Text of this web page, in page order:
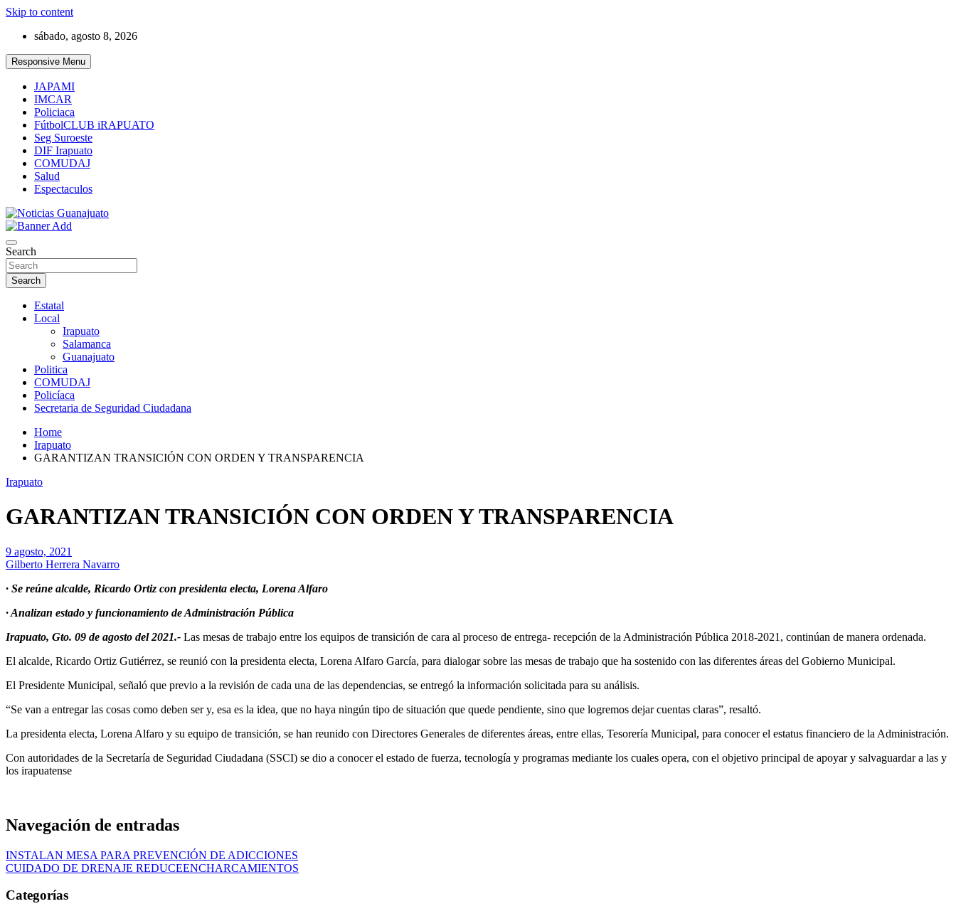
Skip to content
sábado, agosto 8, 2026
Responsive Menu
JAPAMI
IMCAR
Policiaca
FútbolCLUB iRAPUATO
Seg Suroeste
DIF Irapuato
COMUDAJ
Salud
Espectaculos
Noticias Guanajuato
Search
Search
Estatal
Local
Irapuato
Salamanca
Guanajuato
Politica
COMUDAJ
Policíaca
Secretaria de Seguridad Ciudadana
Home
Irapuato
GARANTIZAN TRANSICIÓN CON ORDEN Y TRANSPARENCIA
Irapuato
GARANTIZAN TRANSICIÓN CON ORDEN Y TRANSPARENCIA
9 agosto, 2021
Gilberto Herrera Navarro
· Se reúne alcalde, Ricardo Ortiz con presidenta electa, Lorena Alfaro
· Analizan estado y funcionamiento de Administración Pública
Irapuato, Gto. 09 de agosto del 2021.- Las mesas de trabajo entre los equipos de transición de cara al proceso de entrega- recepción de la Administración Pública 2018-2021, continúan de manera ordenada.
El alcalde, Ricardo Ortiz Gutiérrez, se reunió con la presidenta electa, Lorena Alfaro García, para dialogar sobre las mesas de trabajo que ha sostenido con las diferentes áreas del Gobierno Municipal.
El Presidente Municipal, señaló que previo a la revisión de cada una de las dependencias, se entregó la información solicitada para su análisis.
“Se van a entregar las cosas como deben ser y, esa es la idea, que no haya ningún tipo de situación que quede pendiente, sino que logremos dejar cuentas claras”, resaltó.
La presidenta electa, Lorena Alfaro y su equipo de transición, se han reunido con Directores Generales de diferentes áreas, entre ellas, Tesorería Municipal, para conocer el estatus financiero de la Administración.
Con autoridades de la Secretaría de Seguridad Ciudadana (SSCI) se dio a conocer el estado de fuerza, tecnología y programas mediante los cuales opera, con el objetivo principal de apoyar y salvaguardar a las y
los irapuatense
Navegación de entradas
INSTALAN MESA PARA PREVENCIÓN DE ADICCIONES
CUIDADO DE DRENAJE REDUCEENCHARCAMIENTOS
Categorías